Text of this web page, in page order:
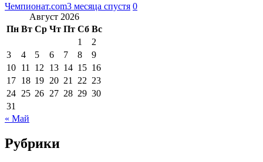
Чемпионат.com3 месяца спустя 0
Август 2026
Пн Вт Ср Чт Пт Сб Вс
1
2
3
4 5 6 7 8
9
10 11 12 13 14 15 16
17 18 19 20 21 22 23
24 25 26 27 28 29 30
31
« Май
Рубрики